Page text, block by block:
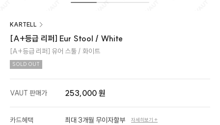
KARTELL
[A+등급 리퍼] Eur Stool / White
[A+등급 리퍼] 유어 스툴 / 화이트
SOLD OUT
VAUT 판매가 253,000 원
카드혜택 최대 3개월 무이자할부 자세히보기 +